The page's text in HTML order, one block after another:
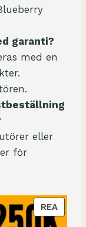
garanti?
med en
eller
för
REAP
R